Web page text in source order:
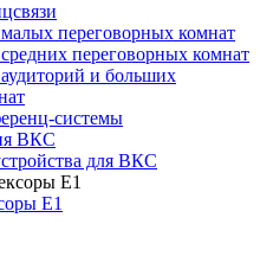
переговорных комнат
переговорных комнат
и больших
системы
ВКС
для ВКС
Е1